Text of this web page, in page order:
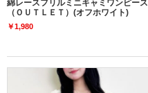
綿レースフリルミニキャミワンピース
（ＯＵＴＬＥＴ）(オフホワイト)
￥1,980